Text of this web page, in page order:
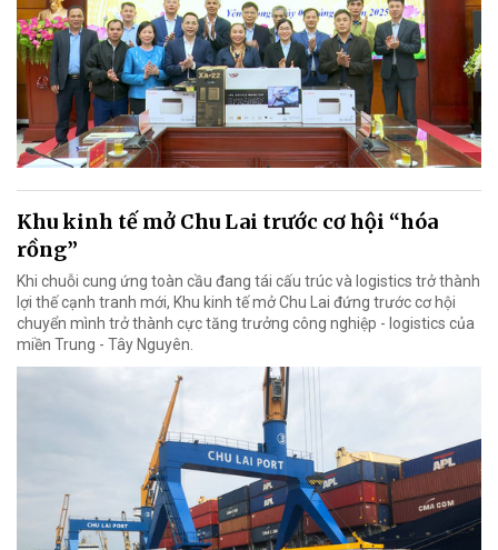
Khu kinh tế mở Chu Lai trước cơ hội “hóa
rồng”
Khi chuỗi cung ứng toàn cầu đang tái cấu trúc và logistics trở thành
lợi thế cạnh tranh mới, Khu kinh tế mở Chu Lai đứng trước cơ hội
chuyển mình trở thành cực tăng trưởng công nghiệp - logistics của
miền Trung - Tây Nguyên.